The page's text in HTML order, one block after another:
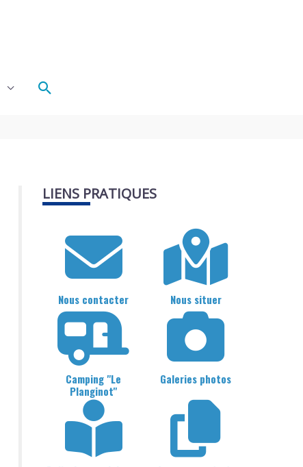
Rechercher
LIENS PRATIQUES
Nous contacter Nous situer
Camping "Le
Planginot"
Galeries photos